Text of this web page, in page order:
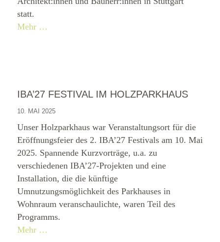
statt.
Mehr …
IBA’27 FESTIVAL IM HOLZPARKHAUS
10. MAI 2025
Unser Holzparkhaus war Veranstaltungsort für die
Eröffnungsfeier des 2. IBA’27 Festivals am 10. Mai
2025. Spannende Kurzvorträge, u.a. zu
verschiedenen IBA’27-Projekten und eine
Installation, die die künftige
Umnutzungsmöglichkeit des Parkhauses in
Wohnraum veranschaulichte, waren Teil des
Programms.
Mehr …